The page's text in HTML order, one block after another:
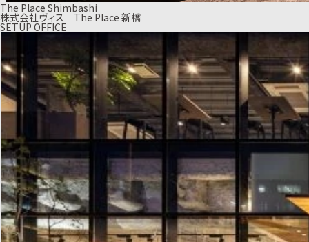
The Place Shimbashi
株式会社ヴィス The Place 新橋
SETUP OFFICE